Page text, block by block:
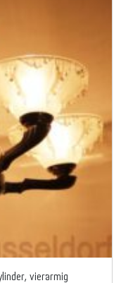
vierarmig